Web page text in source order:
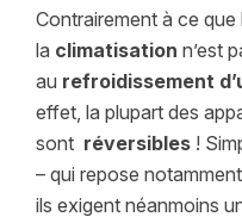
Contrairement à ce que
la climatisation n’est
au refroidissement
effet, la plupart des
sont réversibles !
– qui repose
ils exigent néanmoins